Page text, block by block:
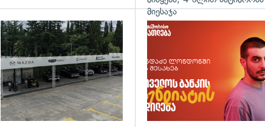
მიესაჯა